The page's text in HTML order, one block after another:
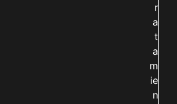
r
a
t
a
m
ie
n